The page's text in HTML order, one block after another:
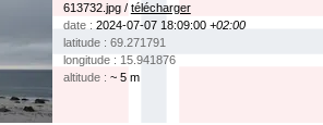
613732.jpg / télécharger
date : 2024-07-07 18:09:00 +02:00
latitude : 69.271791
longitude : 15.941876
altitude : ~ 5 m